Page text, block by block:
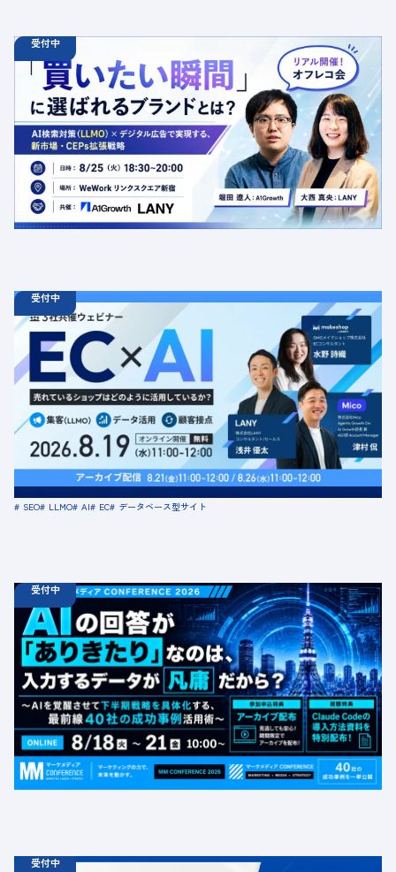
受付中
オフラインイベント 18:30 - 20:00
【オフラインイベント】「買いたい瞬間」に選ばれるブラ
ンドとは？AI検索対策（LLMO）×デジタル広告で実現す
る、新市場・CEPs拡張戦略
定員数：50名
金額：無料
場所：東京都渋谷区千駄ヶ谷5-27-5 リンクスクエア新宿16F
WeWork内 最寄り：新宿駅・代々木駅・新宿三丁目駅
交流会 共催 AI LLMO デジタルマーケティング トレンド 採用イベント 広告
受付中
ウェビナー 08.19
11:00 - 12:00
水 11:00 - 12:00
【無料セミナー】EC × AI 売れているショップはどのよう
に活用しているか？ 「集客（LLMO）」「データ活用」
「顧客接点」
定員数：500名
金額：無料
場所：オンライン
SEO LLMO AI EC データベース型サイト
受付中
ウェビナー 08.18 火 10:00 -
08.21 金 16:00
【無料カンファレンス】AIの回答が「ありきたり」なの
は、入力するデータが凡庸だから？ 〜AIを覚醒させて下
半期戦略を具体化する、最前線40社の成功事例活用術〜
定員数：1000名
金額：無料
場所：オンライン
BtoB
受付中
診断